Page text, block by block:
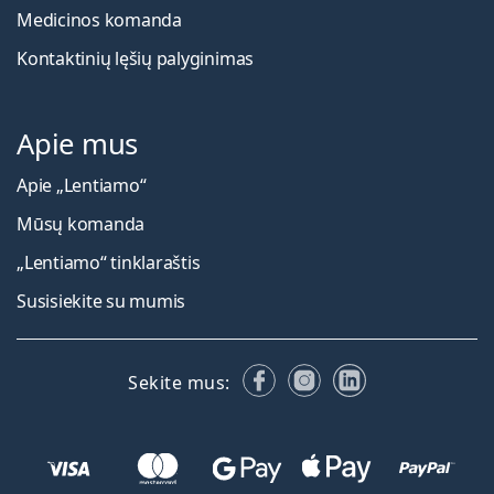
Medicinos komanda
Kontaktinių lęšių palyginimas
Apie mus
Apie „Lentiamo“
Mūsų komanda
„Lentiamo“ tinklaraštis
Susisiekite su mumis
Sekite mus: FacebookInstagram
LinkedIn